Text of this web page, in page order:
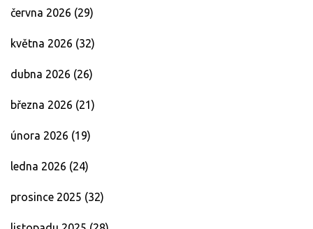
června 2026 (29)
května 2026 (32)
dubna 2026 (26)
března 2026 (21)
února 2026 (19)
ledna 2026 (24)
prosince 2025 (32)